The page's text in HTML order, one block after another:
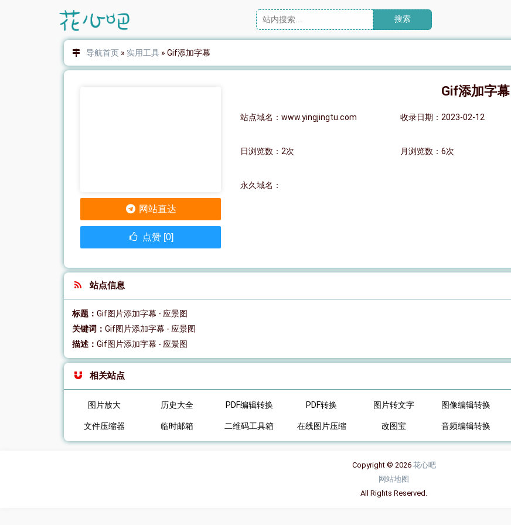
搜索
导航首页» 实用工具» Gif添加字幕
Gif添加字幕
站点域名：www.yingjingtu.com 收录日期：2023-02-12
日浏览数：2次 月浏览数：6次
永久域名：
网站直达
点赞 [0]
站点信息
标题： Gif图片添加字幕 - 应景图
关键词： Gif图片添加字幕 - 应景图
描述： Gif图片添加字幕 - 应景图
相关站点
图片放大 历史大全 PDF编辑转换 PDF转换 图片转文字 图像编辑转换
文件压缩器 临时邮箱 二维码工具箱 在线图片压缩 改图宝 音频编辑转换
Copyright © 2026 花心吧
网站地图
All Rights Reserved.